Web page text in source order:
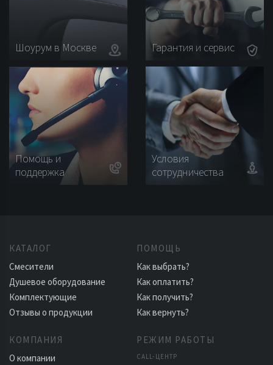
Шоурум в Москве Гарантия и сервис
Помощь и
поддержка
Условия
сотрудничества
КАТАЛОГ
Смесители
Душевое оборудование
Комплектующие
Отзывы о продукции
ПОМОЩЬ
Как выбрать?
Как оплатить?
Как получить?
Как вернуть?
КОМПАНИЯ
О компании
РЕЖИМ РАБОТЫ
CALL-ЦЕНТР